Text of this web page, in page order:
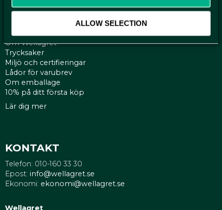
ALLOW SELECTION
Om Wellagret
Trycksaker
Miljö och certifieringar
Lådor för varubrev
Om emballage
10% på ditt första köp
Lär dig mer
KONTAKT
Telefon: 010-160 33 30
Epost: info@wellagret.se
Ekonomi: ekonomi@wellagret.se
Wellagret